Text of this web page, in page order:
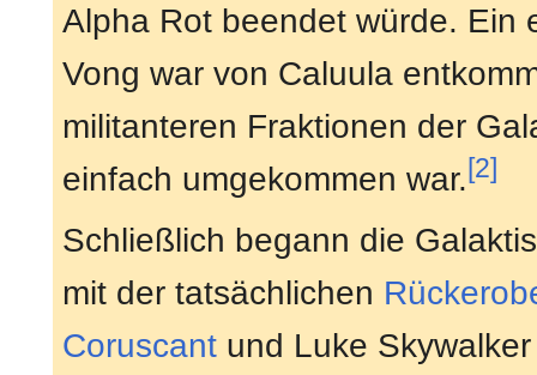
Alpha Rot beendet würde. Ein
Vong war von Caluula
militanteren Fraktionen der
einfach umgekommen war.[2]
Schließlich begann die
mit der tatsächlichen
Coruscant und Luke